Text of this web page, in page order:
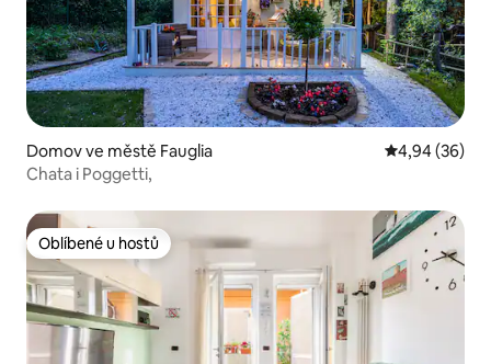
Domov ve městě Fauglia Průměrné
4,94 (36)
Chata i Poggetti,
Oblíbené u hostů
Oblíbené u hostů